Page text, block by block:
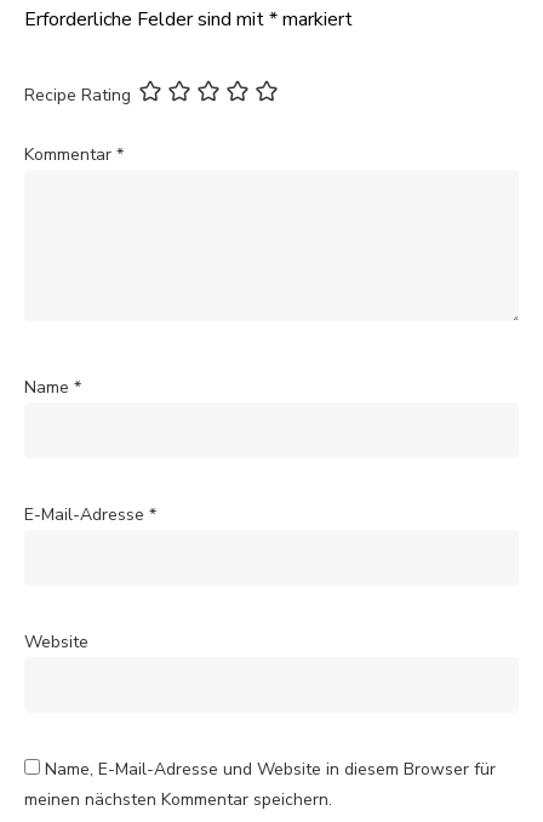
Erforderliche Felder sind mit*markiert
Recipe Rating
Kommentar *
Name *
E-Mail-Adresse *
Website
Name, E-Mail-Adresse und Website in diesem Browser für
meinen nächsten Kommentar speichern.